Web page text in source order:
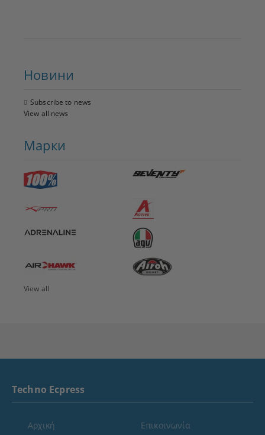
Новини
Subscribe to news
View all news
Марки
View all
Techno Ecpress
Αρχική
Επικοινωνία